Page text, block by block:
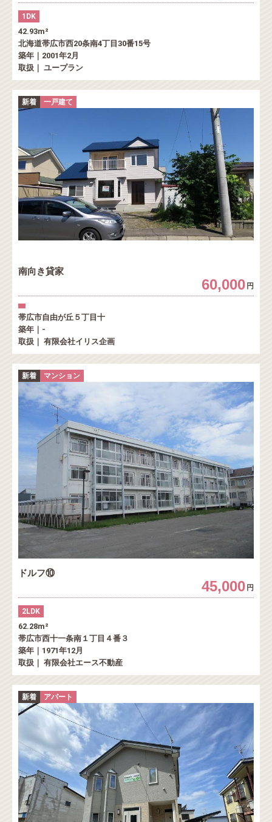
1DK
42.93m²
北海道帯広市西20条南4丁目30番15号
築年｜2001年2月
取扱｜ ユープラン
新着 一戸建て
南向き貸家
60,000 円
帯広市自由が丘５丁目十
築年｜-
取扱｜ 有限会社イリス企画
新着 マンション
ドルフ⑩
45,000 円
2LDK
62.28m²
帯広市西十一条南１丁目４番３
築年｜1971年12月
取扱｜ 有限会社エース不動産
新着 アパート